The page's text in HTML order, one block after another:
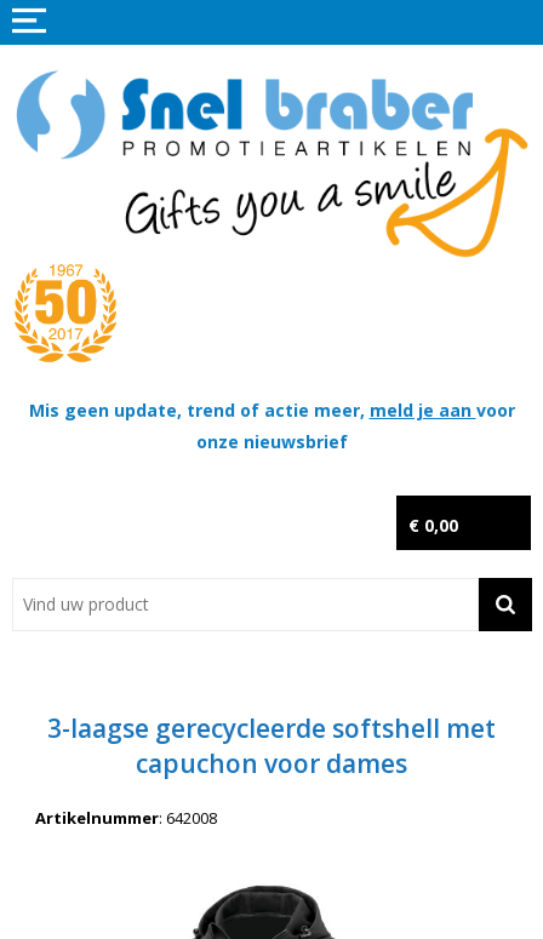
Mis geen update, trend of actie meer, meld je aan voor
onze nieuwsbrief
€ 0,00
Home
Promotieartikelen
Tassen
Thema's
Contact
Wil je snel een advies? Bel nu 053-7920045 of 06-55731304
3-laagse gerecycleerde softshell met
capuchon voor dames
Artikelnummer: 642008